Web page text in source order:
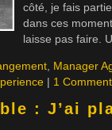
côté, je fais
dans ces
laisse pas faire.
Manager
| 1
: J’ai